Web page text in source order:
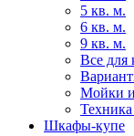
5 кв. м.
6 кв. м.
9 кв. м.
Все для
Мойки и
Шкафы-купе